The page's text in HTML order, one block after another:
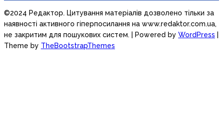
©2024 Редактор. Цитування матеріалів дозволено тільки за
наявності активного гіперпосилання на www.redaktor.com.ua,
не закритим для пошукових систем. | Powered by WordPress
Theme by TheBootstrapThemes